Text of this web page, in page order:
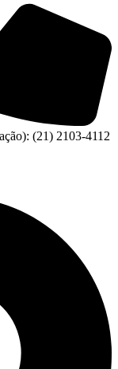
(21) 2103-4112